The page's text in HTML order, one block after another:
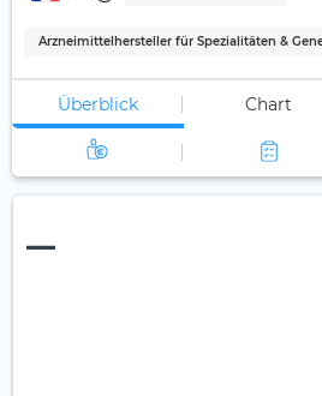
Arzneimittelhersteller für Spezialitäten &
Überblick Chart
—